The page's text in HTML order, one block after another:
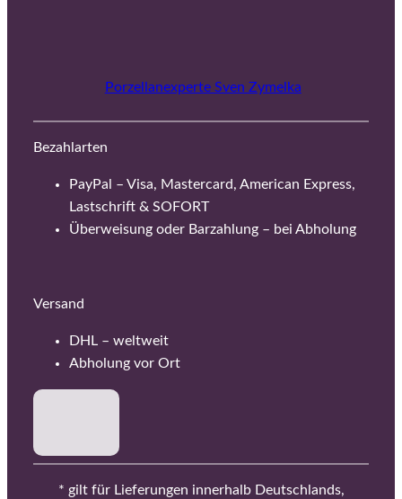
Porzellanexperte Sven Zymelka
Bezahlarten
PayPal – Visa, Mastercard, American Express,
Lastschrift & SOFORT
Überweisung oder Barzahlung – bei Abholung
Versand
DHL – weltweit
Abholung vor Ort
* gilt für Lieferungen innerhalb Deutschlands,